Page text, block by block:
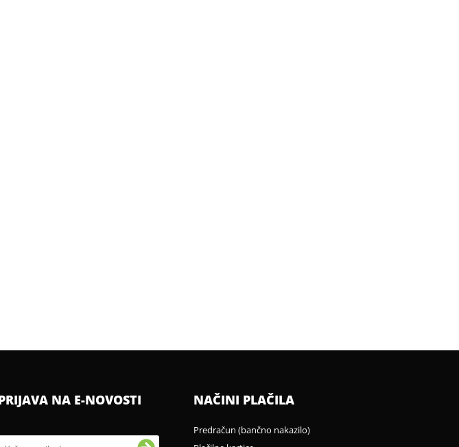
NA E-NOVOSTI NAČINI PLAČILA
Predračun (bančno nakazilo)